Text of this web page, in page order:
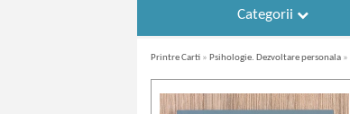
Categorii
Printre Carti » Psihologie. Dezvoltare personala »